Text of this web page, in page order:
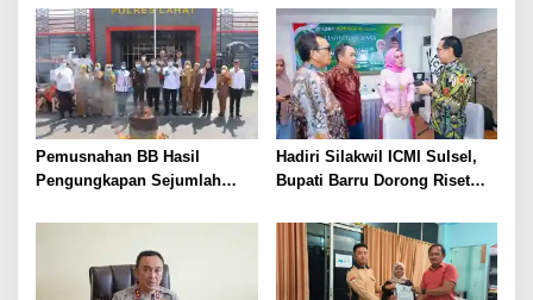
Jaga Stabilitas Sumsel
Pemusnahan BB Hasil
Pengungkapan Sejumlah
Hadiri Silakwil ICMI Sulsel,
Bupati Barru Dorong Riset
Pengembangan Potensi
Daerah